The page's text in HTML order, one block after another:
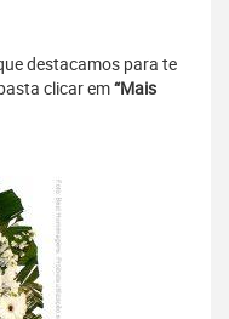
destacamos para te
clicar em“Mais